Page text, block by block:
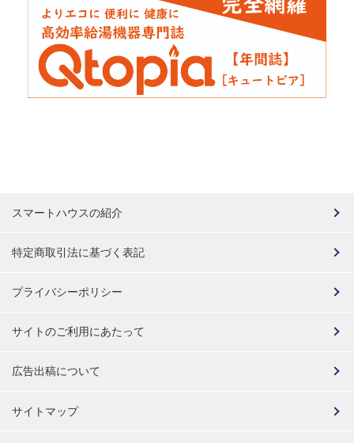
スマートハウスの紹介
特定商取引法に基づく表記
プライバシーポリシー
サイトのご利用にあたって
広告出稿について
サイトマップ